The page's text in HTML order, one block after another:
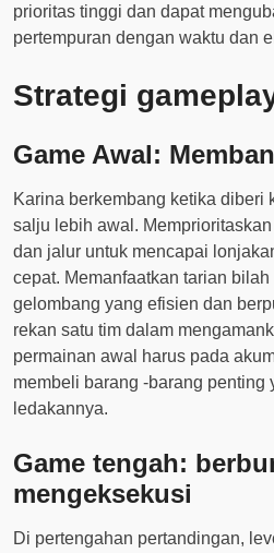
prioritas tinggi dan dapat
pertempuran dengan waktu dan
Strategi
Game Awal:
Karina berkembang ketika diberi
salju lebih awal.
dan jalur untuk mencapai
cepat. Memanfaatkan tarian
gelombang yang efisien dan
rekan satu tim dalam
permainan awal harus pada
membeli barang -barang penting
ledakannya.
Game tengah:
mengeksekusi
Di pertengahan pertandingan,